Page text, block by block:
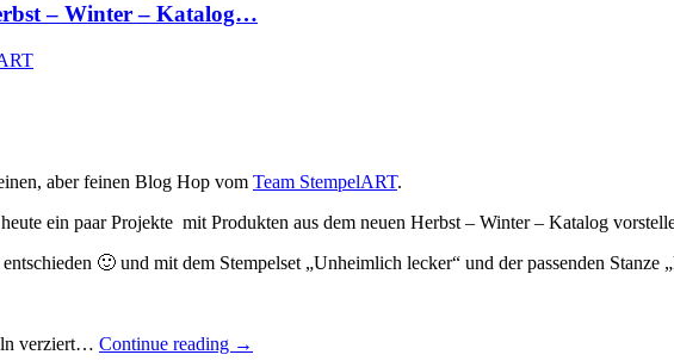
– Winter – Katalog…
aber feinen Blog Hop vom Team StempelART.
ein paar Projekte mit Produkten aus dem neuen Herbst – Winter – Katalog
🙂 und mit dem Stempelset „Unheimlich lecker“ und der passenden Stanze
verziert… Continue reading „Einen
→